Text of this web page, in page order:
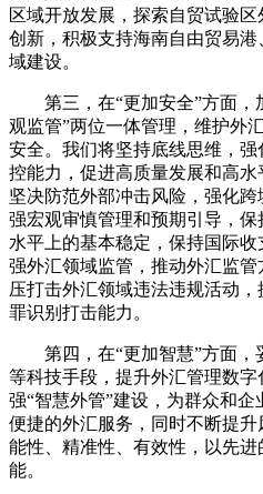
区域开放发展，探索自贸试验
创新，积极支持海南自由贸易
域建设。
第三，在“更加安全”方面
观监管”两位一体管理，维护外
安全。我们将坚持底线思维，
控能力，促进高质量发展和高
坚决防范外部冲击风险，强化
强宏观审慎管理和预期引导，
水平上的基本稳定，保持国际
强外汇领域监管，推动外汇监
压打击外汇领域违法违规活动
罪识别打击能力。
第四，在“更加智慧”方面，
等科技手段，提升外汇管理数
强“智慧外管”建设，为群众和
便捷的外汇服务，同时不断提
能性、精准性、有效性，以先
能。